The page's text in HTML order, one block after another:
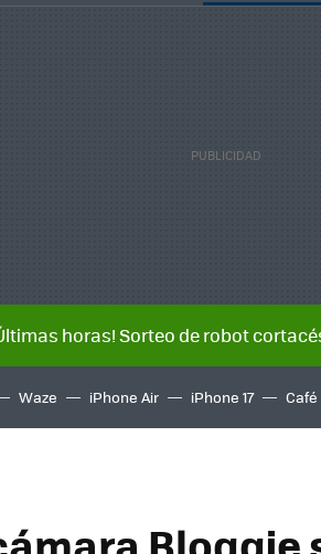
horas! Sorteo de robot
Waze iPhone Air iPhone 17 Café